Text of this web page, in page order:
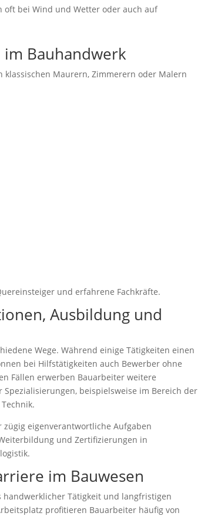
oft bei Wind und Wetter oder auch auf
Bauhandwerk
Maurern, Zimmerern oder Malern
und erfahrene Fachkräfte.
Ausbildung und
Wege. Während einige Tätigkeiten einen
bei Hilfstätigkeiten auch Bewerber ohne
Fällen erwerben Bauarbeiter weitere
beispielsweise im Bereich der
eigenverantwortliche Aufgaben
und Zertifizierungen in
im Bauwesen
Tätigkeit und langfristigen
profitieren Bauarbeiter häufig von